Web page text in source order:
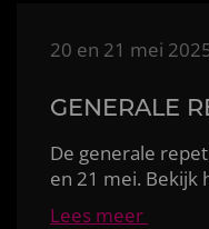
20 en 21 mei
GENERALE
De generale
en 21 mei. Bekijk
Lees meer